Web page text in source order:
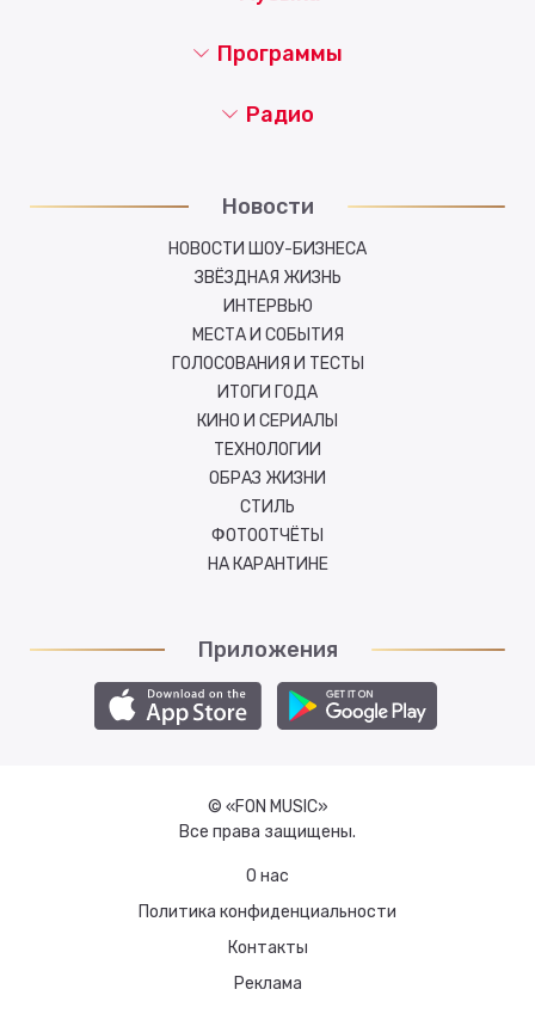
Новости
НОВОСТИ ШОУ-БИЗНЕСА
ЗВЁЗДНАЯ ЖИЗНЬ
ИНТЕРВЬЮ
МЕСТА И СОБЫТИЯ
ГОЛОСОВАНИЯ И ТЕСТЫ
ИТОГИ ГОДА
КИНО И СЕРИАЛЫ
ТЕХНОЛОГИИ
ОБРАЗ ЖИЗНИ
СТИЛЬ
ФОТООТЧЁТЫ
НА КАРАНТИНЕ
Программы
Радио
Приложения
© «FON MUSIC»
Все права защищены.
О нас
Политика конфиденциальности
Контакты
Реклама